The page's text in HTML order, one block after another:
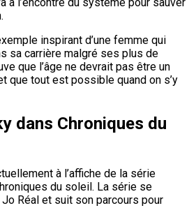
inspirant d’une femme qui
sa carrière malgré ses plus de
que l’âge ne devrait pas être un
que tout est possible quand on s’y
dans Chroniques du
à l’affiche de la série
du soleil. La série se
Réal et suit son parcours pour